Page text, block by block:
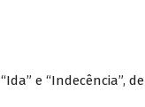
e “Indecência”, de